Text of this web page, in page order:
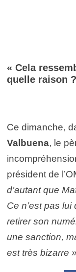
« Cela
quelle raison
Ce dimanche,
Valbuena, le
président de
d’autant que
Ce n’est pas
retirer son
une sanction,
est très bizarre